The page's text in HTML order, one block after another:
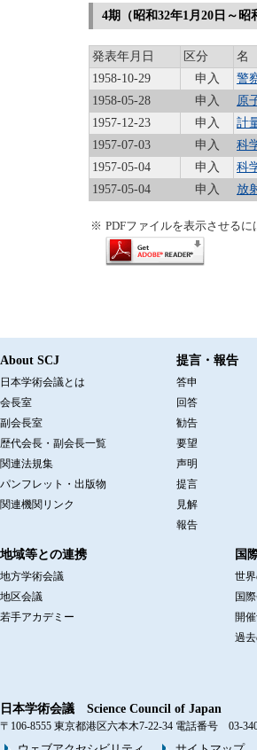
4期（昭和32年1月20日～
発表年月日 区分
1958-10-29
申入
警
1958-05-28
申入
原
1957-12-23
申入
計
1957-07-03
申入
科
1957-05-04
申入
科
1957-05-04
申入 放
※ PDFファイルを表示させる
About SCJ
日本学術会議とは
会長室
副会長室
歴代会長・副会長一覧
関連法規集
パンフレット・出版物
関連機関リンク
提言・報告
答申
回答
勧告
要望
声明
提言
見解
報告
地域等との連携
地方学術会議
地区会議
若手アカデミー
国
世
国
開
過
日本学術会議 Science Council of Japan
〒106-8555 東京都港区六本木7-22-34 電話番号 03-